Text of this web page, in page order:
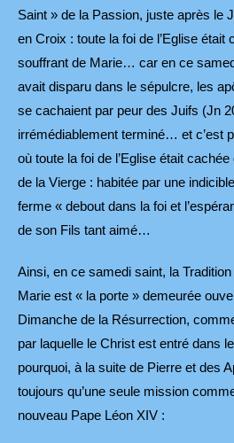
Saint » de la Passion, juste après le
en Croix : toute la foi de l’Eglise
souffrant de Marie… car en ce
avait disparu dans le sépulcre, les
se cachaient par peur des Juifs (Jn
irrémédiablement terminé… et c’est
où toute la foi de l’Eglise était
de la Vierge : habitée par une
ferme « debout dans la foi et
de son Fils tant aimé…
Ainsi, en ce samedi saint, la
Marie est « la porte » demeurée
Dimanche de la Résurrection,
par laquelle le Christ est entré dans
pourquoi, à la suite de Pierre et des
toujours qu’une seule mission
nouveau Pape Léon XIV :